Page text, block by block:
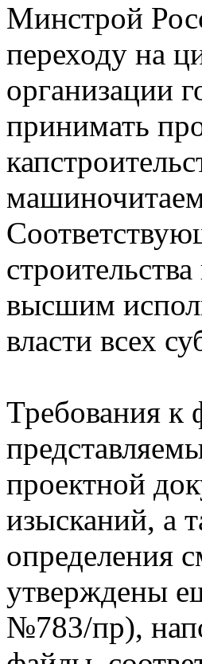
Минстрой
переходу на
организации
принимать
высшим
власти всех
Требования к
проектной
изысканий, а
определения
утверждены
№783/пр),